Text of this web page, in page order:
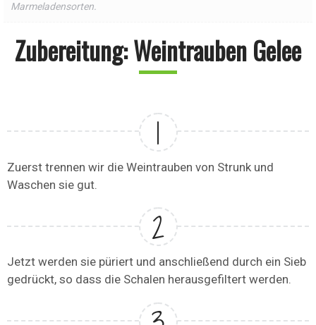
Marmeladensorten.
Zubereitung: Weintrauben Gelee
Zuerst trennen wir die Weintrauben von Strunk und
Waschen sie gut.
Jetzt werden sie püriert und anschließend durch ein Sieb
gedrückt, so dass die Schalen herausgefiltert werden.